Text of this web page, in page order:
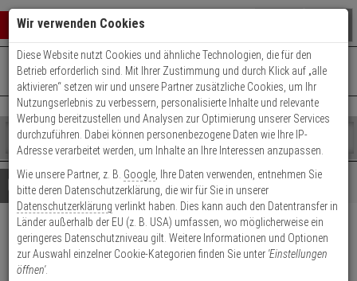
Warenkorb schließen
0 ARTIKEL IM WARENKORB
Ihr Warenkorb ist momentan leer.
Ergebnisse ()
Fertig
Shop
durchsuchen
Bitte
geben
Sie
mindestens
Zeichen
ein,
um
Es
wurde
noch
Kategorien
Suche
gestartet
+49 (0)821 899 493-0Mo. - Do.: 8:00 - 16:30 | Fr.: 8:00 - 14:00 Uhr
Kontaktservice nutzen
Details Beratung
AXIS T94F02D
Hängemontageset
Wir verwenden Cookies
Diese Website nutzt Cookies und ähnliche Technologien, die für den
Betrieb erforderlich sind. Mit Ihrer Zustimmung und durch Klick auf „alle
aktivieren“ setzen wir und unsere Partner zusätzliche Cookies, um Ihr
Nutzungserlebnis zu verbessern, personalisierte Inhalte und relevante
Werbung bereitzustellen und Analysen zur Optimierung unserer Services
durchzuführen. Dabei können personenbezogene Daten wie Ihre IP-
Adresse verarbeitet werden, um Inhalte an Ihre Interessen anzupassen.
Wie unsere Partner, z. B. Google , Ihre Daten verwenden, entnehmen Sie
bitte deren Datenschutzerklärung, die wir für Sie in unserer
Datenschutzerklärung verlinkt haben. Dies kann auch den Datentransfer in
Länder außerhalb der EU (z. B. USA) umfassen, wo möglicherweise ein
geringeres Datenschutzniveau gilt. Weitere Informationen und Optionen
zur Auswahl einzelner Cookie-Kategorien finden Sie unter 'Einstellungen
öffnen'.